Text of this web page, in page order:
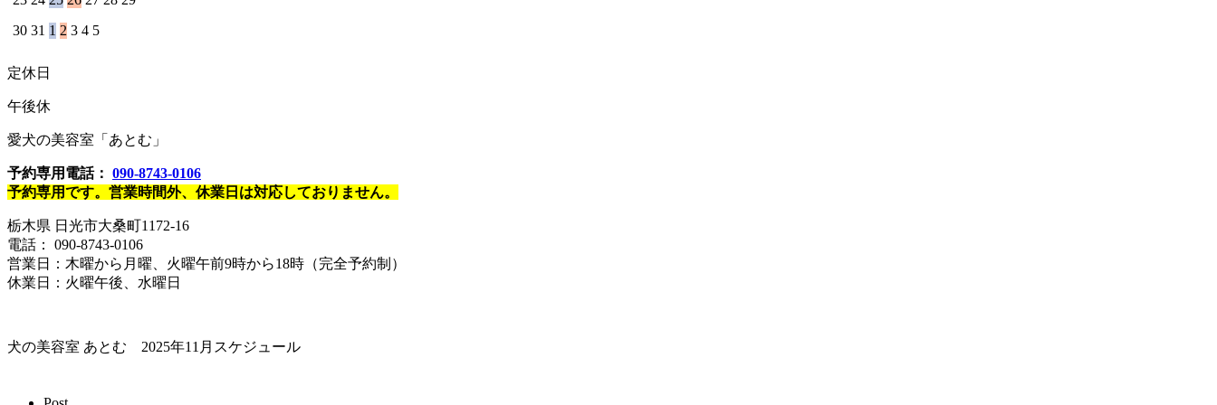
30 31 1 2 3 4 5
定休日
午後休
愛犬の美容室「あとむ」
予約専用電話： 090-8743-0106
予約専用です。営業時間外、休業日は対応しておりません。
栃木県 日光市大桑町1172-16
電話： 090-8743-0106
営業日：木曜から月曜、火曜午前9時から18時（完全予約制）
休業日：火曜午後、水曜日
犬の美容室 あとむ 2025年11月スケジュール